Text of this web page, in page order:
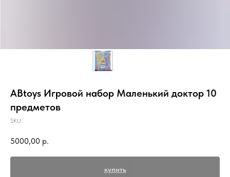
ABtoys Игровой набор Маленький доктор 10
предметов
SKU:
5000,00 р.
купить